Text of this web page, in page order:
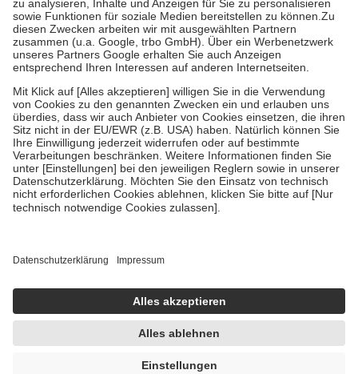
Bei Heilmitteln und häuslicher Krankenpflege beträgt die
Zuzahlung zehn Prozent der Kosten sowie zehn Euro je
Verordnung.
Um das Engagement der Versicherten für ihre eigene Gesundheit zu
stärken und die besondere Stellung der Familie zu unterstützen,
fallenkeine Zuzahlungenan bei:
• Kindern und Jugendlichen bis zum vollendeten 18. Lebensjahr
mit Ausnahme der Fahrkosten
• Untersuchungen zur Vorsorge und Früherkennung, die von der
GKV getragen werden
• empfohlenen Schutzimpfungen
• Harn- und Blutteststreifen
getroffen, um sicherzustellen, dass es sich um echte Bewertungen
https://help.etrusted.com/hc/de/articles/4419944605341
Einige Bilder und Inhalte wurden unter Zuhilfenahme künstlicher